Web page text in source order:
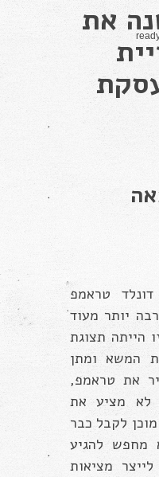
את
טראמפ
יותר מעוד
הייתה תצוגת
המשא ומתן
את טראמפ,
לא מציע את
לקבל כבר
מחפש להגיע
מציאות